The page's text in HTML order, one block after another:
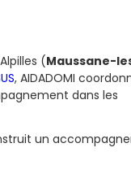
(Maussane-
, AIDADOMI
dans les
un